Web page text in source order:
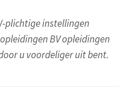
plichtige instellingen
BV opleidingen
u voordeliger uit bent.